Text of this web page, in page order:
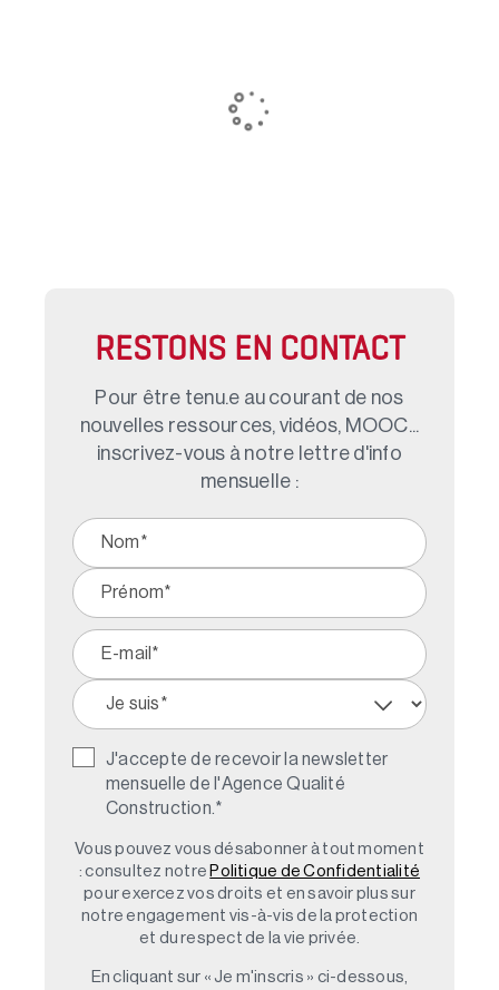
RESTONS EN CONTACT
Pour être tenu.e au courant de nos
nouvelles ressources, vidéos, MOOC...
inscrivez-vous à notre lettre d'info
mensuelle :
J'accepte de recevoir la newsletter
mensuelle de l'Agence Qualité
Construction. *
Vous pouvez vous désabonner à tout moment
: consultez notre Politique de Confidentialité
pour exercez vos droits et en savoir plus sur
notre engagement vis-à-vis de la protection
et du respect de la vie privée.
En cliquant sur « Je m'inscris » ci-dessous,